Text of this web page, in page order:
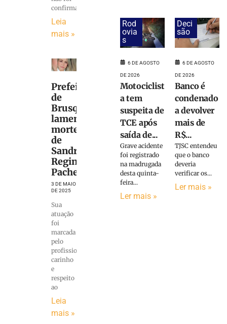
confirmado
Leia
mais »
Prefeitura
de
Brusque
lamenta
morte
de
Sandra
Regina
Pacheco
3 DE MAIO
DE 2025
Sua
atuação
foi
marcada
pelo
profissionalismo,
carinho
e
respeito
ao
Leia
mais »
Rod
ovia
s
6 DE AGOSTO
DE 2026
Motociclist
a tem
suspeita de
TCE após
saída de...
Grave acidente
foi registrado
na madrugada
desta quinta-
feira...
Ler mais »
Deci
são
6 DE AGOSTO
DE 2026
Banco é
condenado
a devolver
mais de
R$...
TJSC entendeu
que o banco
deveria
verificar os...
Ler mais »